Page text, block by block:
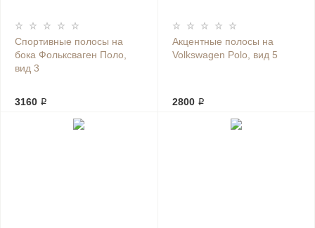
Спортивные полосы на
бока Фольксваген Поло,
вид 3
3160 ₽
Акцентные полосы на
Volkswagen Polo, вид 5
2800 ₽